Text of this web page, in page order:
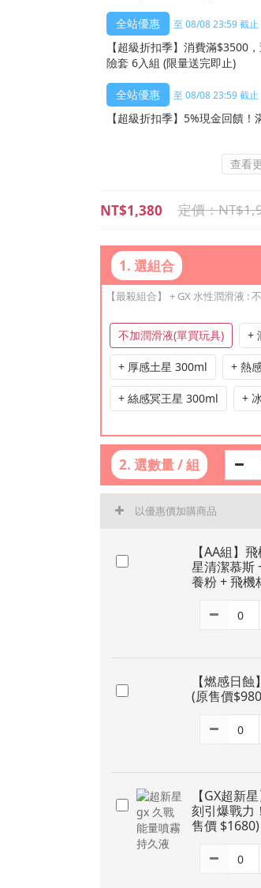
至 08/08 23:59 截止
【超級折扣季】消費滿$3500
險套 6入組 (限量送完即止)
至 08/08 23:59 截止
【超級折扣季】5%現金回饋！
查看
NT$1,380
1. 選組合
【最殺組合】 + GX 水性潤滑液 :
不加潤滑液(單買玩具) +
+ 厚感土星 300ml + 熱
+ 絲感冥王星 300ml +
2. 選數量 / 組
以優惠價加購商品
【AA組】
星清潔慕斯
養粉 + 飛機
【燃感日
(原售價
【GX超新
刻引爆戰力
售價 $1680)